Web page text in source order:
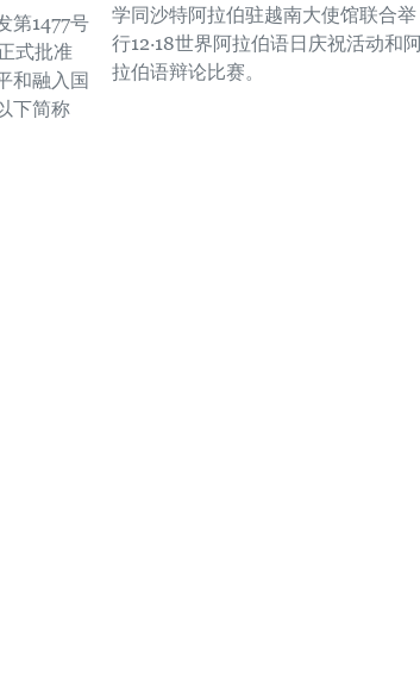
第1477号
式批准
和融入国
下简称
学同沙特阿拉伯驻越南大使馆联合举
行12·18世界阿拉伯语日庆祝活动和
拉伯语辩论比赛。